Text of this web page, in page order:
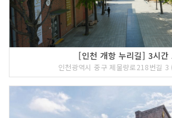
[인천 개항 누리길] 3시간
인천광역시 중구 제물량로218번길 3